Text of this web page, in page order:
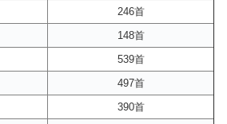
246首
148首
539首
497首
390首